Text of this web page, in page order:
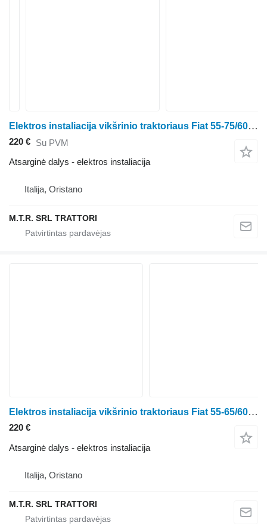
Elektros instaliacija vikšrinio traktoriaus Fiat 55-75/60-75/70-75/80-75
220 € Su PVM
Atsarginė dalys - elektros instaliacija
Italija, Oristano
M.T.R. SRL TRATTORI
Elektros instaliacija vikšrinio traktoriaus Fiat 55-65/60-65/70-65/80-65
220 €
Atsarginė dalys - elektros instaliacija
Italija, Oristano
M.T.R. SRL TRATTORI